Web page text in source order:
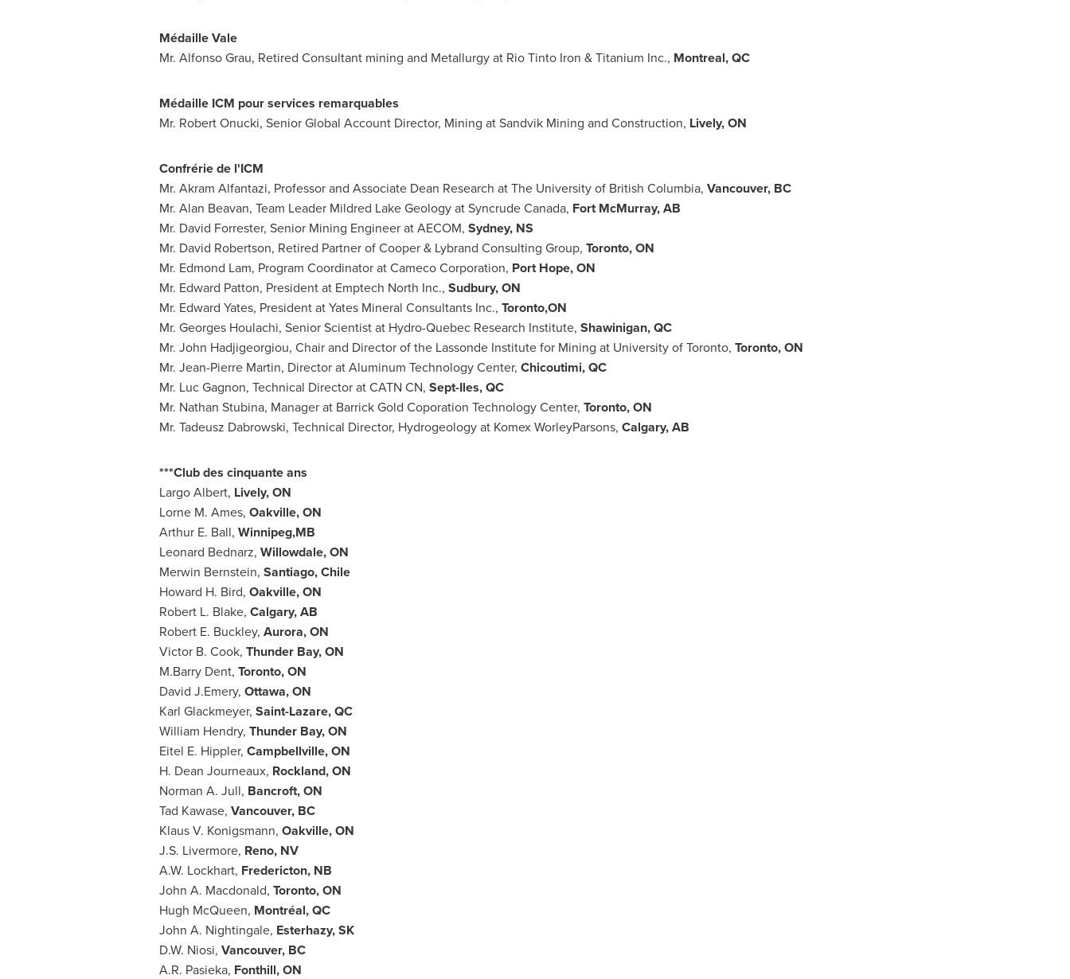
Médaille Vale
Mr. Alfonso Grau, Retired Consultant mining and Metallurgy at Rio Tinto Iron & Titanium Inc., Montreal, QC
Médaille ICM pour services remarquables
Mr. Robert Onucki, Senior Global Account Director, Mining at Sandvik Mining and Construction, Lively, ON
Confrérie de l'ICM
Mr. Akram Alfantazi, Professor and Associate Dean Research at The University of British Columbia, Vancouver, BC
Mr. Alan Beavan, Team Leader Mildred LakeGeology at SyncrudeCanada, Fort McMurray, AB
Mr. David Forrester, Senior Mining Engineer at AECOM, Sydney, NS
Mr. David Robertson, Retired Partner of Cooper & Lybrand Consulting Group, Toronto, ON
Mr. Edmond Lam, Program Coordinator at Cameco Corporation, Port Hope, ON
Mr. Edward Patton, President at Emptech North Inc., Sudbury, ON
Mr. Edward Yates, President at Yates Mineral Consultants Inc., Toronto,ON
Mr. Georges Houlachi, Senior Scientist at Hydro-Quebec Research Institute, Shawinigan, QC
Mr. John Hadjigeorgiou, Chair and Director of the Lassonde Institute for Mining at University ofToronto, Toronto, ON
Mr. Jean-Pierre Martin, Director at Aluminum Technology Center, Chicoutimi, QC
Mr. Luc Gagnon, Technical Director at CATN CN, Sept-Iles, QC
Mr. Nathan Stubina, Manager at Barrick Gold Coporation Technology Center, Toronto, ON
Mr. Tadeusz Dabrowski, Technical Director, Hydrogeology at Komex WorleyParsons, Calgary, AB
***Club des cinquante ans
Largo Albert, Lively, ON
Lorne M. Ames, Oakville, ON
Arthur E. Ball, Winnipeg,MB
Leonard Bednarz, Willowdale, ON
Merwin Bernstein, Santiago,Chile
Howard H. Bird, Oakville, ON
Robert L. Blake, Calgary, AB
Robert E. Buckley, Aurora, ON
Victor B. Cook, Thunder Bay, ON
M.Barry Dent, Toronto, ON
David J.Emery, Ottawa, ON
Karl Glackmeyer, Saint-Lazare, QC
William Hendry, Thunder Bay, ON
Eitel E. Hippler, Campbellville, ON
H. Dean Journeaux, Rockland, ON
Norman A. Jull, Bancroft, ON
Tad Kawase, Vancouver, BC
Klaus V. Konigsmann, Oakville, ON
J.S. Livermore, Reno, NV
A.W. Lockhart, Fredericton, NB
John A. Macdonald, Toronto, ON
Hugh McQueen, Montréal, QC
John A. Nightingale, Esterhazy, SK
D.W. Niosi, Vancouver, BC
A.R. Pasieka, Fonthill, ON